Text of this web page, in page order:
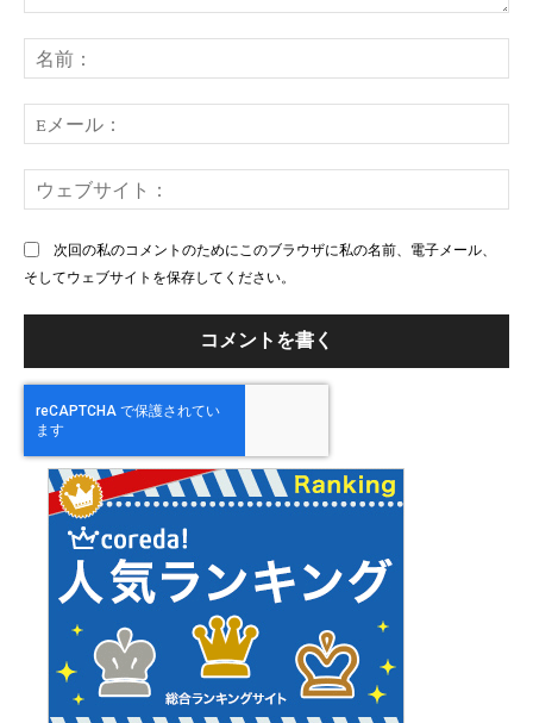
ン
ト：
前
メ
ー
ェ
次回の私のコメントのためにこのブラウザに私の名前、電子メール、
そしてウェブサイトを保存してください。